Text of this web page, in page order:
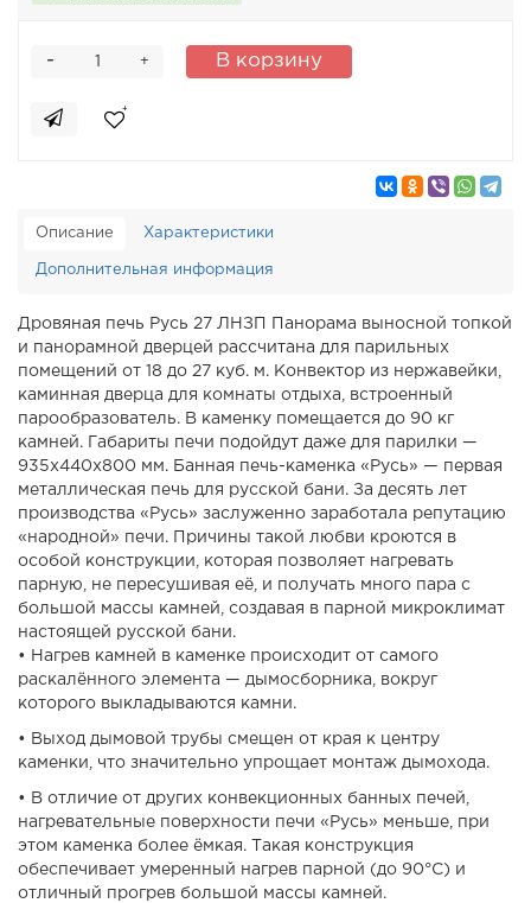
+
- В корзину
Описание Характеристики
Дополнительная информация
Дровяная печь Русь 27 ЛНЗП Панорама выносной топкой
и панорамной дверцей рассчитана для парильных
помещений от 18 до 27 куб. м. Конвектор из нержавейки,
каминная дверца для комнаты отдыха, встроенный
парообразователь. В каменку помещается до 90 кг
камней. Габариты печи подойдут даже для парилки —
935х440х800 мм. Банная печь-каменка «Русь» — первая
металлическая печь для русской бани. За десять лет
производства «Русь» заслуженно заработала репутацию
«народной» печи. Причины такой любви кроются в
особой конструкции, которая позволяет нагревать
парную, не пересушивая её, и получать много пара с
большой массы камней, создавая в парной микроклимат
настоящей русской бани.
• Нагрев камней в каменке происходит от самого
раскалённого элемента — дымосборника, вокруг
которого выкладываются камни.
• Выход дымовой трубы смещен от края к центру
каменки, что значительно упрощает монтаж дымохода.
• В отличие от других конвекционных банных печей,
нагревательные поверхности печи «Русь» меньше, при
этом каменка более ёмкая. Такая конструкция
обеспечивает умеренный нагрев парной (до 90°С) и
отличный прогрев большой массы камней.